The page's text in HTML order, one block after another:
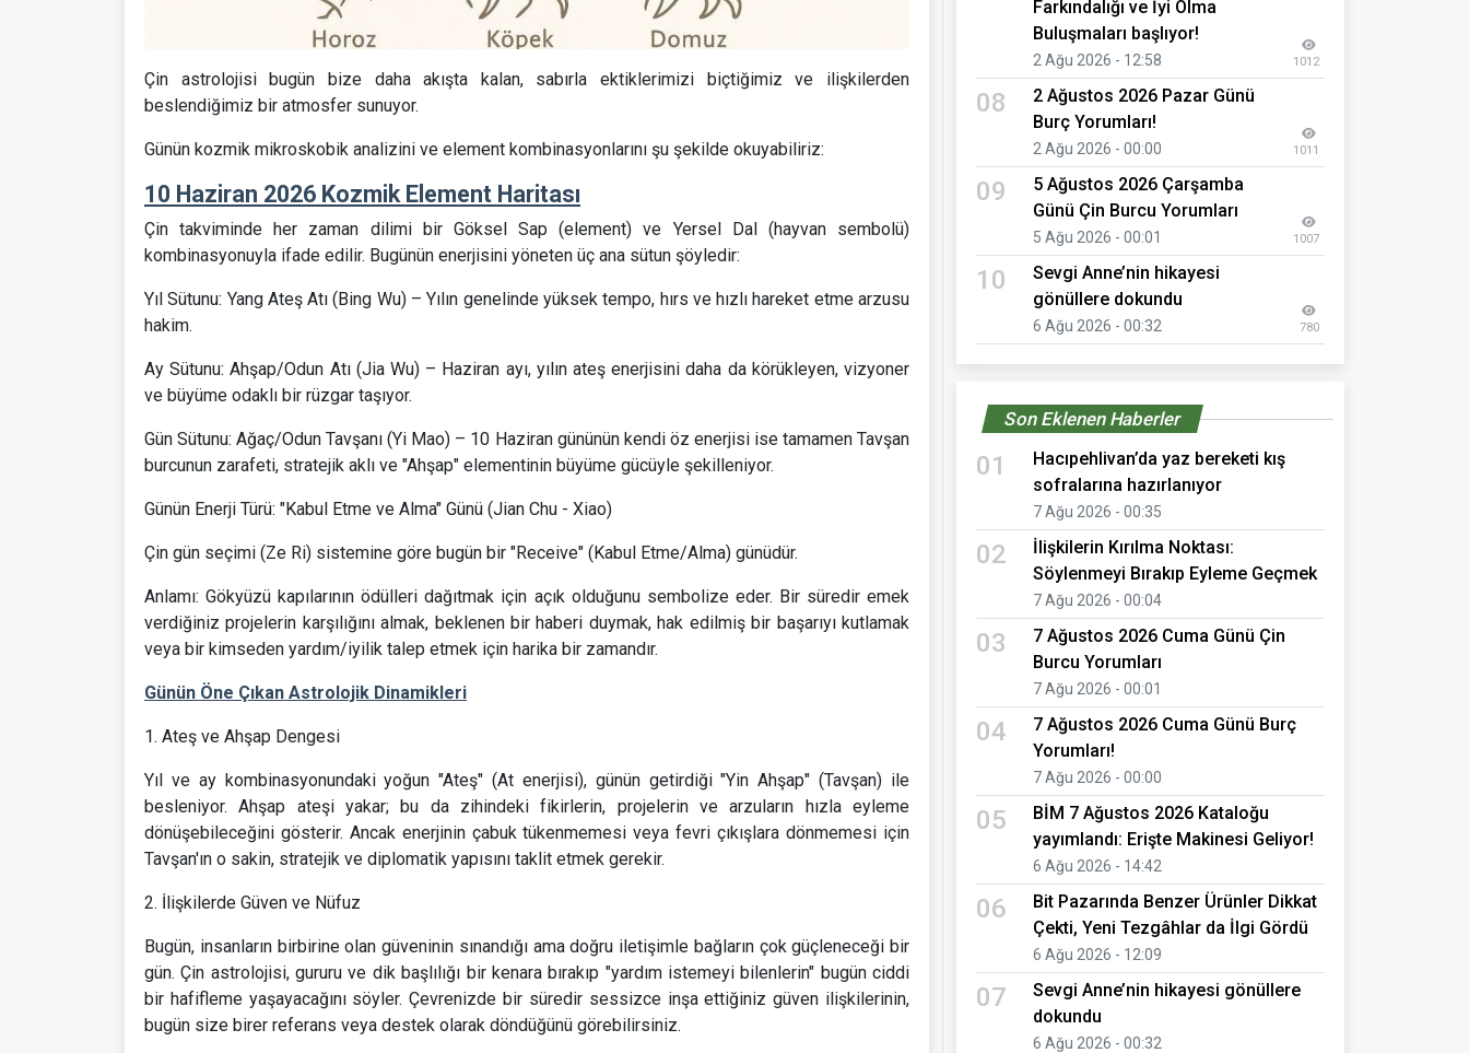
Çin astrolojisi bugün bize daha akışta kalan, sabırla ektiklerimizi biçtiğimiz ve ilişkilerden
beslendiğimiz bir atmosfer sunuyor.
Günün kozmik mikroskobik analizini ve element kombinasyonlarını şu şekilde okuyabiliriz:
10 Haziran 2026 Kozmik Element Haritası
Çin takviminde her zaman dilimi bir Göksel Sap (element) ve Yersel Dal (hayvan sembolü)
kombinasyonuyla ifade edilir. Bugünün enerjisini yöneten üç ana sütun şöyledir:
Yıl Sütunu: Yang Ateş Atı (Bing Wu) – Yılın genelinde yüksek tempo, hırs ve hızlı hareket etme arzusu
hakim.
Ay Sütunu: Ahşap/Odun Atı (Jia Wu) – Haziran ayı, yılın ateş enerjisini daha da körükleyen, vizyoner
ve büyüme odaklı bir rüzgar taşıyor.
Gün Sütunu: Ağaç/Odun Tavşanı (Yi Mao) – 10 Haziran gününün kendi öz enerjisi ise tamamen Tavşan
burcunun zarafeti, stratejik aklı ve "Ahşap" elementinin büyüme gücüyle şekilleniyor.
Günün Enerji Türü: "Kabul Etme ve Alma" Günü (Jian Chu - Xiao)
Çin gün seçimi (Ze Ri) sistemine göre bugün bir "Receive" (Kabul Etme/Alma) günüdür.
Anlamı: Gökyüzü kapılarının ödülleri dağıtmak için açık olduğunu sembolize eder. Bir süredir emek
verdiğiniz projelerin karşılığını almak, beklenen bir haberi duymak, hak edilmiş bir başarıyı kutlamak
veya bir kimseden yardım/iyilik talep etmek için harika bir zamandır.
Günün Öne Çıkan Astrolojik Dinamikleri
1. Ateş ve Ahşap Dengesi
Yıl ve ay kombinasyonundaki yoğun "Ateş" (At enerjisi), günün getirdiği "Yin Ahşap" (Tavşan) ile
besleniyor. Ahşap ateşi yakar; bu da zihindeki fikirlerin, projelerin ve arzuların hızla eyleme
dönüşebileceğini gösterir. Ancak enerjinin çabuk tükenmemesi veya fevri çıkışlara dönmemesi için
Tavşan'ın o sakin, stratejik ve diplomatik yapısını taklit etmek gerekir.
2. İlişkilerde Güven ve Nüfuz
Bugün, insanların birbirine olan güveninin sınandığı ama doğru iletişimle bağların çok güçleneceği bir
gün. Çin astrolojisi, gururu ve dik başlılığı bir kenara bırakıp "yardım istemeyi bilenlerin" bugün ciddi
bir hafifleme yaşayacağını söyler. Çevrenizde bir süredir sessizce inşa ettiğiniz güven ilişkilerinin,
bugün size birer referans veya destek olarak döndüğünü görebilirsiniz.
Farkındalığı ve İyi Olma
Buluşmaları başlıyor!
2 Ağu 2026 - 12:58 1012
08
2 Ağustos 2026 Pazar Günü
Burç Yorumları!
2 Ağu 2026 - 00:00 1011
09
5 Ağustos 2026 Çarşamba
Günü Çin Burcu Yorumları
5 Ağu 2026 - 00:01 1007
10
Sevgi Anne’nin hikayesi
gönüllere dokundu
6 Ağu 2026 - 00:32 780
Son Eklenen Haberler
01
Hacıpehlivan’da yaz bereketi kış
sofralarına hazırlanıyor
7 Ağu 2026 - 00:35
02
İlişkilerin Kırılma Noktası:
Söylenmeyi Bırakıp Eyleme Geçmek
7 Ağu 2026 - 00:04
03
7 Ağustos 2026 Cuma Günü Çin
Burcu Yorumları
7 Ağu 2026 - 00:01
04
7 Ağustos 2026 Cuma Günü Burç
Yorumları!
7 Ağu 2026 - 00:00
05
BİM 7 Ağustos 2026 Kataloğu
yayımlandı: Erişte Makinesi Geliyor!
6 Ağu 2026 - 14:42
06
Bit Pazarında Benzer Ürünler Dikkat
Çekti, Yeni Tezgâhlar da İlgi Gördü
6 Ağu 2026 - 12:09
07
Sevgi Anne’nin hikayesi gönüllere
dokundu
6 Ağu 2026 - 00:32